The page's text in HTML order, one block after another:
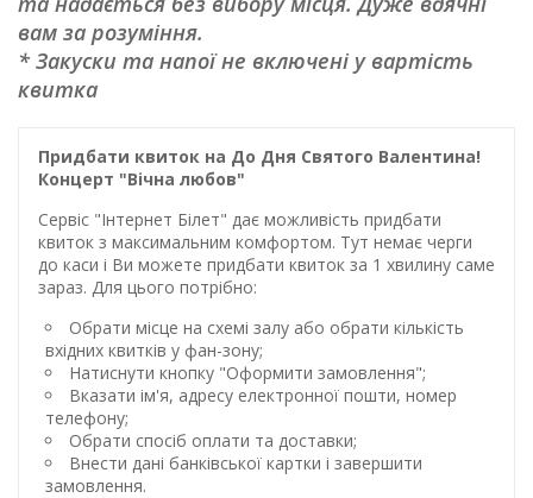
вам за розуміння.
* Закуски та напої не включені у вартість
квитка
Придбати квиток на До Дня Святого Валентина!
Концерт "Вічна любов"
Сервіс "Інтернет Білет" дає можливість придбати
квиток з максимальним комфортом. Тут немає черги
до каси і Ви можете придбати квиток за 1 хвилину саме
зараз. Для цього потрібно:
Обрати місце на схемі залу або обрати кількість
вхідних квитків у фан-зону;
Натиснути кнопку "Оформити замовлення";
Вказати ім'я, адресу електронної пошти, номер
телефону;
Обрати спосіб оплати та доставки;
Внести дані банківської картки і завершити
замовлення.